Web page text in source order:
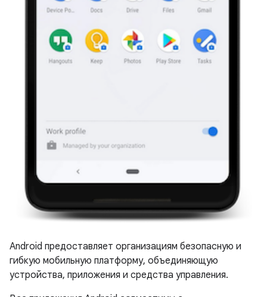
Android предоставляет организациям безопасную и
гибкую мобильную платформу, объединяющую
устройства, приложения и средства управления.